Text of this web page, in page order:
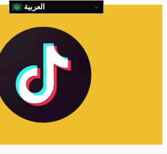
العربية